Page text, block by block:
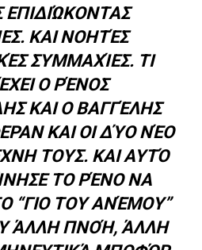
ΚΑΙ ΝΟΗΤΈΣ
ΣΥΜΜΑΧΊΕΣ. ΤΙ
Ο ΡΈΝΟΣ
ΚΑΙ Ο ΒΑΓΓΈΛΗΣ
ΚΑΙ ΟΙ ΔΎΟ ΝΈΟ
ΤΟΥΣ. ΚΑΙ ΑΥΤΌ
ΤΟ ΡΈΝΟ ΝΑ
“ΓΙΟ ΤΟΥ ΑΝΈΜΟΥ”
ΆΛΛΗ ΠΝΟΉ, ΆΛΛΗ